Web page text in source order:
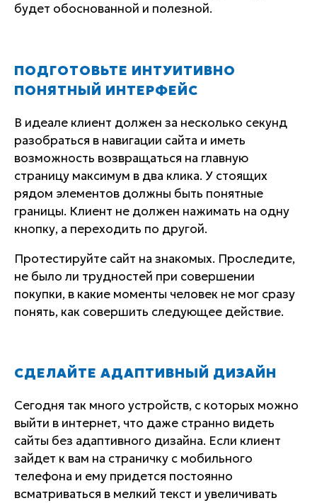
будет обоснованной и полезной.
ПОДГОТОВЬТЕ ИНТУИТИВНО
ПОНЯТНЫЙ ИНТЕРФЕЙС
В идеале клиент должен за несколько секунд
разобраться в навигации сайта и иметь
возможность возвращаться на главную
страницу максимум в два клика. У стоящих
рядом элементов должны быть понятные
границы. Клиент не должен нажимать на одну
кнопку, а переходить по другой.
Протестируйте сайт на знакомых. Проследите,
не было ли трудностей при совершении
покупки, в какие моменты человек не мог сразу
понять, как совершить следующее действие.
СДЕЛАЙТЕ АДАПТИВНЫЙ ДИЗАЙН
Сегодня так много устройств, с которых можно
выйти в интернет, что даже странно видеть
сайты без адаптивного дизайна. Если клиент
зайдет к вам на страничку с мобильного
телефона и ему придется постоянно
всматриваться в мелкий текст и увеличивать